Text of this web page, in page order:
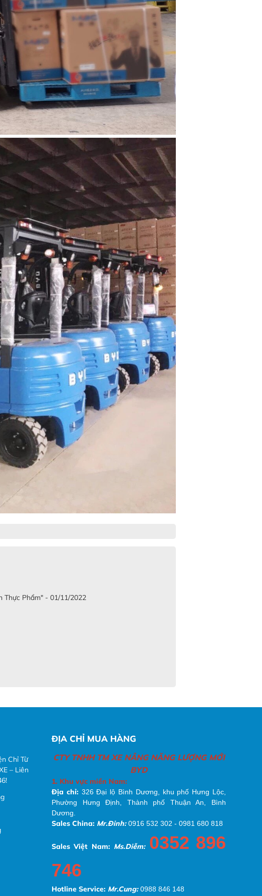
Thực Phẩm" - 01/11/2022
Chỉ Từ
– Liên
ĐỊA CHỈ MUA HÀNG
CTY TNHH TM XE NÂNG NĂNG LƯỢNG MỚI
BYD
1. Khu vực miền Nam:
Địa chỉ: 326 Đại lộ Bình Dương, khu phố Hưng Lộc,
Phường Hưng Định, Thành phố Thuận An, Bình
Dương.
Sales China: Mr.Đinh: 0916 532 302 - 0981 680 818
Sales Việt Nam: Ms.Diễm: 0352 896
746
Hotline Service: Mr.Cung:0988 846 148